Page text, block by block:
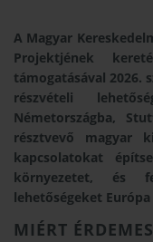
A Magyar
Projektjének
támogatásával 2026.
részvételi
Németországba,
résztvevő magyar
kapcsolatokat
környezetet, és
lehetőségeket
MIÉRT